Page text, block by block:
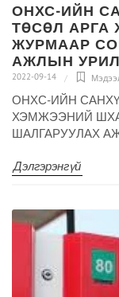
ОНХС-ИЙН
ТӨСӨЛ
ЖУРМААР
АЖЛЫН
2022-09-14
ОНХС-ИЙН
ХЭМЖЭЭНИЙ
ШАЛГАРУУЛАХ
Дэлгэрэнгүй